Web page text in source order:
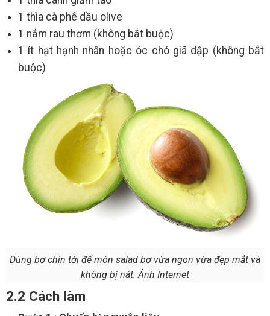
1 thìa cà phê dầu olive
1 nắm rau thơm (không bắt buộc)
1 ít hạt hạnh nhân hoặc óc chó giã dập (không bắt
buộc)
Dùng bơ chín tới để món salad bơ vừa ngon vừa đẹp mắt và
không bị nát. Ảnh Internet
2.2 Cách làm